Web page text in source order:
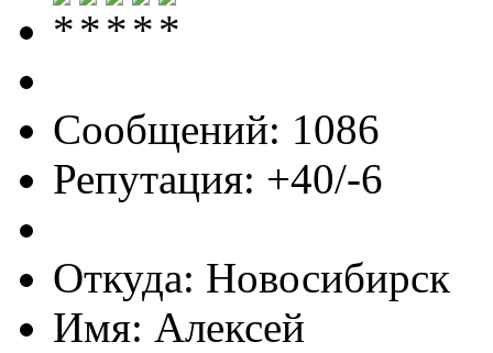
Сообщений: 1086
Репутация: +40/-6
Откуда: Новосибирск
Имя: Алексей